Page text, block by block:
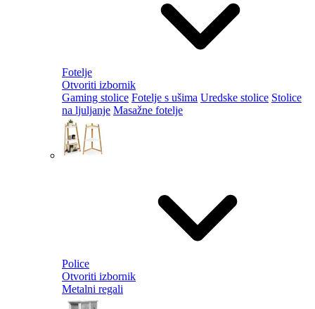
Fotelje
Otvoriti izbornik
Gaming stolice Fotelje s ušima Uredske stolice Stolice
na ljuljanje Masažne fotelje
Police
Otvoriti izbornik
Metalni regali